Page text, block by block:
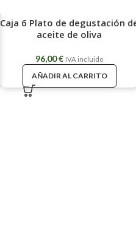
Caja 6 Plato de degustación
aceite de oliva
96,00€ IVA incluido
AÑADIR AL CARRITO